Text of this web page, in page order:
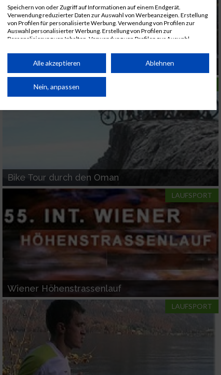
Berlin Marathon
Bike Tour durch den Oman
LAUFSPORT
Wiener Höhenstrassenlauf
LAUFSPORT
Speichern von oder Zugriff auf Informationen auf einem Endgerät.
Verwendung reduzierter Daten zur Auswahl von Werbeanzeigen. Erstellung
von Profilen für personalisierte Werbung. Verwendung von Profilen zur
Auswahl personalisierter Werbung. Erstellung von Profilen zur
Personalisierung von Inhalten. Verwendung von Profilen zur Auswahl
Performance von Inhalten. Analyse von Zielgruppen durch Statistiken oder
Kombinationen von Daten aus verschiedenen Quellen. Entwicklung und
von Inhalten.
Daten können außerhalb der Europäischen Union weitergegeben und in die
Website/App.
Partnerliste anzeigen (1 IAB-Anbieter)
Wir nutzen Ihre Daten für folgende Zwecke:
Speichern von oder Zugriff auf Informationen
auf einem Endgerät
Verwendung reduzierter Daten zur Auswahl
von Werbeanzeigen
Erstellung von Profilen für personalisierte
Werbung
Verwendung von Profilen zur Auswahl
personalisierter Werbung
Erstellung von Profilen zur Personalisierung
von Inhalten
Verwendung von Profilen zur Auswahl
personalisierter Inhalte
Messung der Werbeleistung
Alle akzeptieren Ablehnen
Nein, anpassen